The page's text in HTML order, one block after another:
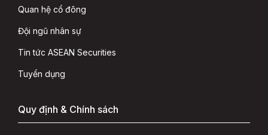
Quan hệ cổ đông
Đội ngũ nhân sự
Tin tức ASEAN Securities
Tuyển dụng
Quy định & Chính sách